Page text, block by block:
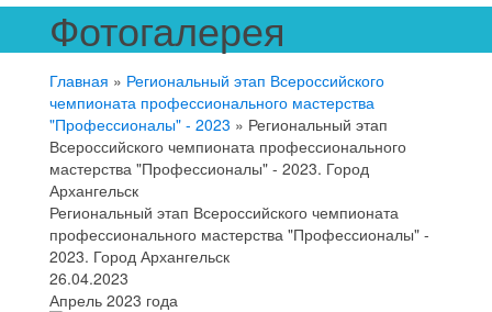
Фотогалерея
Главная » Региональный этап Всероссийского
чемпионата профессионального мастерства
"Профессионалы" - 2023 » Региональный этап
Всероссийского чемпионата профессионального
мастерства "Профессионалы" - 2023. Город
Архангельск
Региональный этап Всероссийского чемпионата
профессионального мастерства "Профессионалы" -
2023. Город Архангельск
26.04.2023
Апрель 2023 года